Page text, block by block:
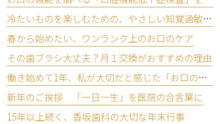
冷たいものを楽しむための、やさしい知覚過敏ケア
春から始めたい、ワンランク上のお口のケア
その歯ブラシ大丈夫？月１交換がおすすめの理由
働き始めて1年、私が大切だと感じた「お口の機能」
新年のご挨拶 「一日一生」を医院の合言葉に
15年以上続く、香坂歯科の大切な年末行事